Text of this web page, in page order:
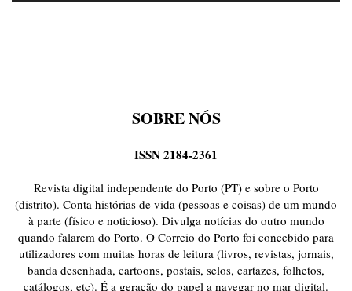
SOBRE NÓS
ISSN 2184-2361
Revista digital independente do Porto (PT) e sobre o Porto
(distrito). Conta histórias de vida (pessoas e coisas) de um mundo
à parte (físico e noticioso). Divulga notícias do outro mundo
quando falarem do Porto. O Correio do Porto foi concebido para
utilizadores com muitas horas de leitura (livros, revistas, jornais,
banda desenhada, cartoons, postais, selos, cartazes, folhetos,
catálogos, etc). É a geração do papel a navegar no mar digital.